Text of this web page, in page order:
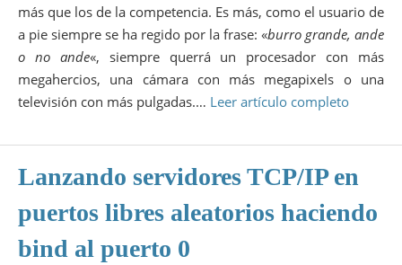
más que los de la competencia. Es más, como el usuario de
a pie siempre se ha regido por la frase: «burro grande, ande
o no ande«, siempre querrá un procesador con más
megahercios, una cámara con más megapixels o una
televisión con más pulgadas.… Leer artículo completo
Lanzando servidores TCP/IP en
puertos libres aleatorios haciendo
bind al puerto 0